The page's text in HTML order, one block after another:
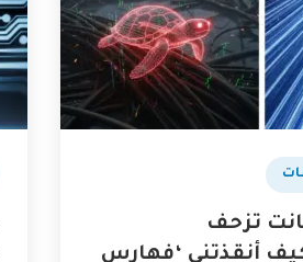
تزحف
أنقذتني ‘فهارس